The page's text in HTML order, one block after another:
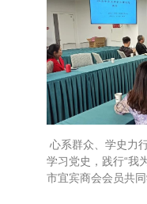
心系群众、学史力
学习党史，践行“我
市宜宾商会会员共